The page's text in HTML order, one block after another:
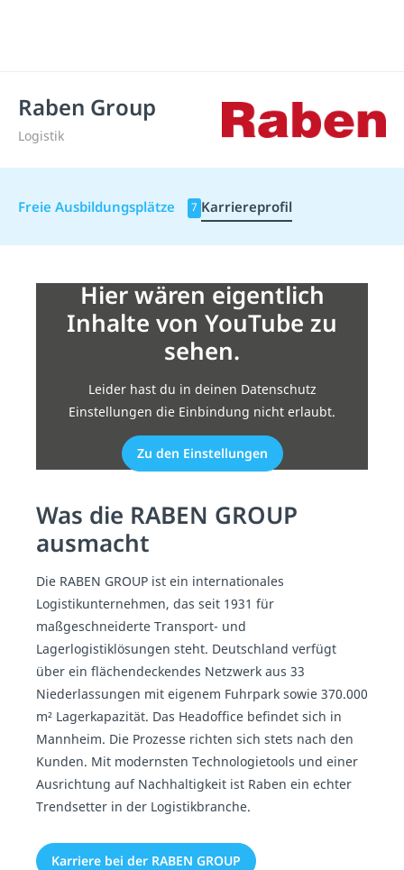
Raben Group
Logistik
Freie Ausbildungsplätze 7 Karriereprofil
Was die RABEN GROUP
ausmacht
Die RABEN GROUP ist ein internationales
Logistikunternehmen, das seit 1931 für
maßgeschneiderte Transport- und
Lagerlogistiklösungen steht. Deutschland verfügt
über ein flächendeckendes Netzwerk aus 33
Niederlassungen mit eigenem Fuhrpark sowie 370.000
m² Lagerkapazität. Das Headoffice befindet sich in
Mannheim. Die Prozesse richten sich stets nach den
Kunden. Mit modernsten Technologietools und einer
Ausrichtung auf Nachhaltigkeit ist Raben ein echter
Trendsetter in der Logistikbranche.
Karriere bei der RABEN GROUP
Hier wären eigentlich
Inhalte von YouTube zu
sehen.
Leider hast du in deinen Datenschutz
Einstellungen die Einbindung nicht erlaubt.
Zu den Einstellungen